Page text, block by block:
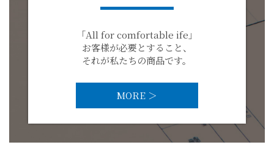
「All for comfortable ife」
お客様が必要とすること、
それが私たちの商品です。
MORE ＞